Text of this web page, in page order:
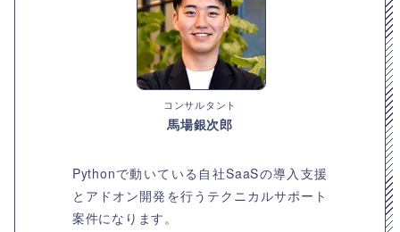
コンサルタント
馬場銀次郎
Pythonで動いている自社SaaSの導入支援
とアドオン開発を行うテクニカルサポート
案件になります。